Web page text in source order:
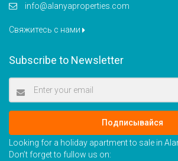
info@alanyaproperties.com
Свяжитесь с нами
Subscribe to Newsletter
Подписывайся
Looking for a holiday apartment to sale in
Don’t forget to fullow us on: